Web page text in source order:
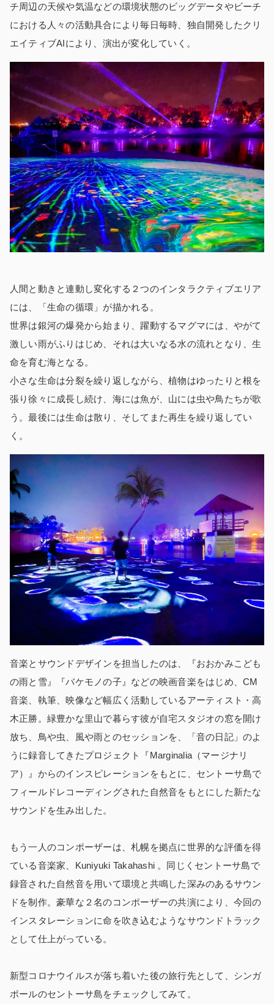
チ周辺の天候や気温などの環境状態のビッグデータやビーチ
における人々の活動具合により毎日毎時、独自開発したクリ
エイティブAIにより、演出が変化していく。
人間と動きと連動し変化する２つのインタラクティブエリア
には、「生命の循環」が描かれる。
世界は銀河の爆発から始まり、躍動するマグマには、やがて
激しい雨がふりはじめ、それは大いなる水の流れとなり、生
命を育む海となる。
小さな生命は分裂を繰り返しながら、植物はゆったりと根を
張り徐々に成長し続け、海には魚が、山には虫や鳥たちが歌
う。最後には生命は散り、そしてまた再生を繰り返してい
く。
音楽とサウンドデザインを担当したのは、『おおかみこども
の雨と雪』『バケモノの子』などの映画音楽をはじめ、CM
音楽、執筆、映像など幅広く活動しているアーティスト・高
木正勝。緑豊かな里山で暮らす彼が自宅スタジオの窓を開け
放ち、鳥や虫、風や雨とのセッションを、「音の日記」のよ
うに録音してきたプロジェクト『Marginalia（マージナリ
ア）』からのインスピレーションをもとに、セントーサ島で
フィールドレコーディングされた自然音をもとにした新たな
サウンドを生み出した。
もう一人のコンポーザーは、札幌を拠点に世界的な評価を得
ている音楽家、Kuniyuki Takahashi 。同じくセントーサ島で
録音された自然音を用いて環境と共鳴した深みのあるサウン
ドを制作。豪華な２名のコンポーザーの共演により、今回の
インスタレーションに命を吹き込むようなサウンドトラック
として仕上がっている。
新型コロナウイルスが落ち着いた後の旅行先として、シンガ
ポールのセントーサ島をチェックしてみて。